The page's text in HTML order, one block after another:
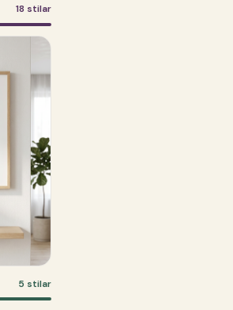
18 stilar
5 stilar